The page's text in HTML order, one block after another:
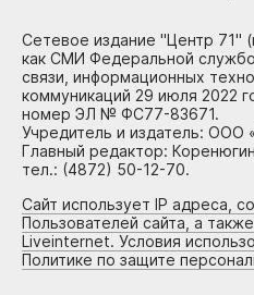
Сетевое издание "Центр 71"
как СМИ Федеральной
связи, информационных
коммуникаций 29 июля 2022
номер ЭЛ № ФС77-83671.
Учредитель и издатель: ООО
Главный редактор:
тел.: (4872) 50-12-70.
Сайт использует IP адреса,
Пользователей сайта, а
Liveinternet. Условия
Политике по защите